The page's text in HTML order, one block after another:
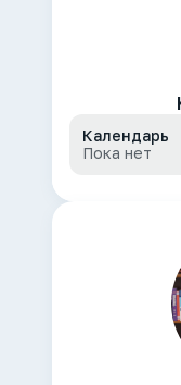
Календарь
Пока нет